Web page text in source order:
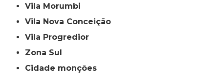
Vila Morumbi
Vila Nova Conceição
Vila Progredior
Zona Sul
cidade monções